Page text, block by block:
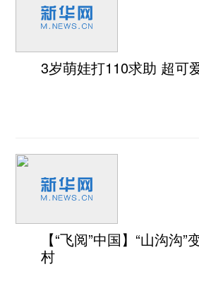
3岁萌娃打110求助 超可
【“飞阅”中国】“山沟沟
村